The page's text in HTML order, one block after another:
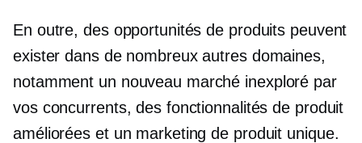
En outre, des opportunités de produits peuvent
exister dans de nombreux autres domaines,
notamment un nouveau marché inexploré par
vos concurrents, des fonctionnalités de produit
améliorées et un marketing de produit unique.